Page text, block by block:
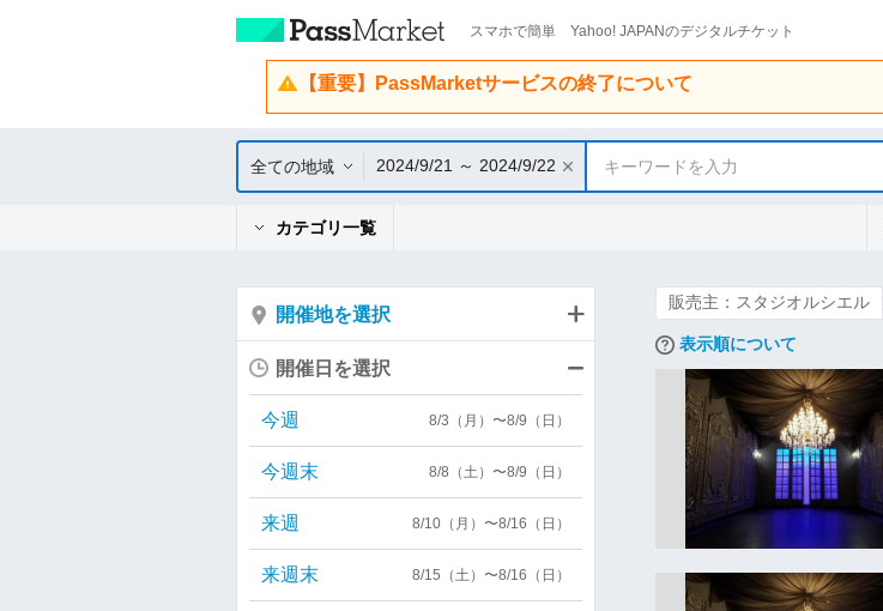
スマホで簡単 Yahoo! JAPANのデジタルチケット
【重要】PassMarketサービスの終了について
全ての地域 2024/9/21 ～ 2024/9/22 キーワードを入力
カテゴリ一覧
販売主：スタジオルシエル
表示順について
開催地を選択
開催日を選択
今週 8/3（月）〜8/9（日）
今週末 8/8（土）〜8/9（日）
来週 8/10（月）〜8/16（日）
来週末 8/15（土）〜8/16（日）